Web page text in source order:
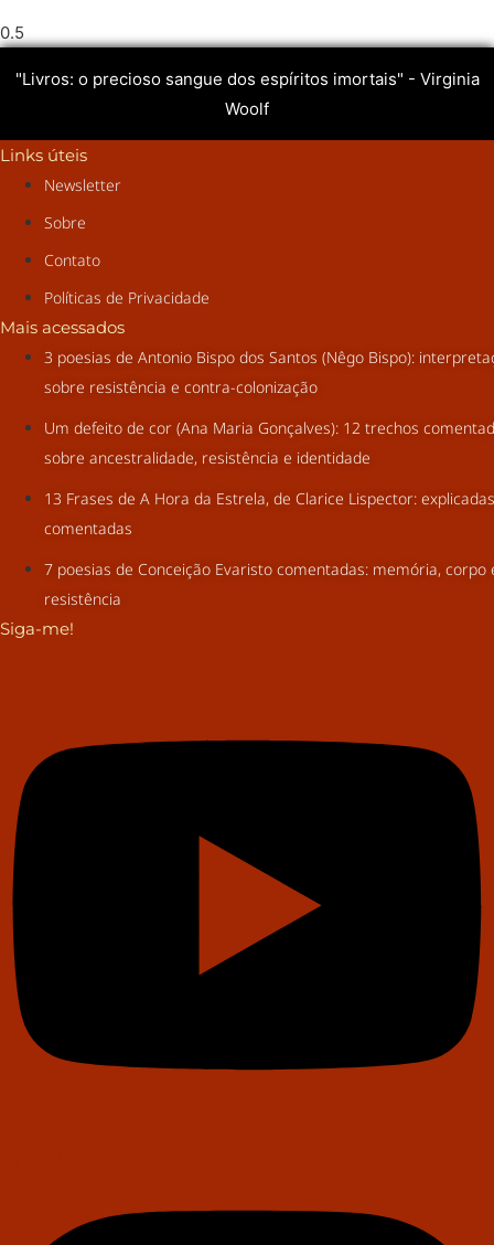
"Livros: o precioso sangue dos espíritos imortais" - Virginia
Woolf
Links úteis
Newsletter
Sobre
Contato
Políticas de Privacidade
Mais acessados
3 poesias de Antonio Bispo dos Santos (Nêgo Bispo):
sobre resistência e contra-colonização
Um defeito de cor (Ana Maria Gonçalves): 12 trechos
sobre ancestralidade, resistência e identidade
13 Frases de A Hora da Estrela, de Clarice Lispector:
comentadas
7 poesias de Conceição Evaristo comentadas: memória, corpo
resistência
Siga-me!